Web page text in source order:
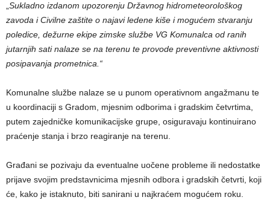
„Sukladno izdanom upozorenju Državnog hidrometeorološkog
zavoda i Civilne zaštite o najavi ledene kiše i mogućem stvaranju
poledice, dežurne ekipe zimske službe VG Komunalca od ranih
jutarnjih sati nalaze se na terenu te provode preventivne aktivnosti
posipavanja prometnica.“
Komunalne službe nalaze se u punom operativnom angažmanu te
u koordinaciji s Gradom, mjesnim odborima i gradskim četvrtima,
putem zajedničke komunikacijske grupe, osiguravaju kontinuirano
praćenje stanja i brzo reagiranje na terenu.
Građani se pozivaju da eventualne uočene probleme ili nedostatke
prijave svojim predstavnicima mjesnih odbora i gradskih četvrti, koji
će, kako je istaknuto, biti sanirani u najkraćem mogućem roku.